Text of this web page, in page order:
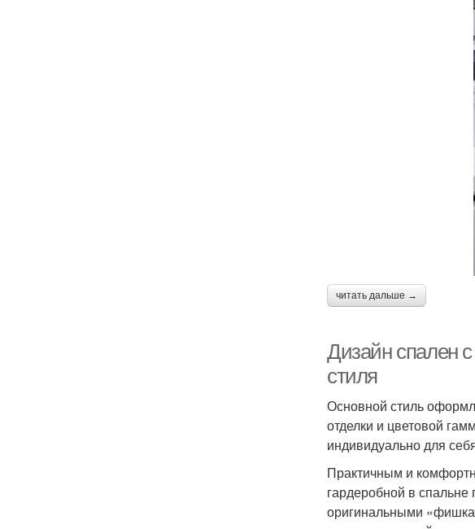
читать дальше →
Дизайн спален
стиля
Основной стиль
отделки и цветовой
индивидуально для
Практичным и
гардеробной в
оригинальными